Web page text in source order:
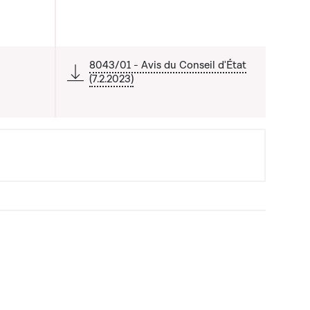
liste qui précède
8043/01 - Avis du Conseil d'État
(7.2.2023)